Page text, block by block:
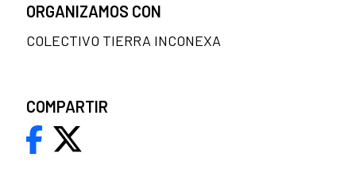
ORGANIZAMOS CON
COLECTIVO TIERRA INCONEXA
COMPARTIR